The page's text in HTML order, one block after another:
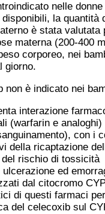
nelle
la quantità
è stata valutata
materna (200-400
corporeo, nei
giorno.
non è indicato nei
interazione
(warfarin e
con i
della ricaptazione
rischio di tossicità
ed
dal citocromo
di questi farmaci
del celecoxib sul